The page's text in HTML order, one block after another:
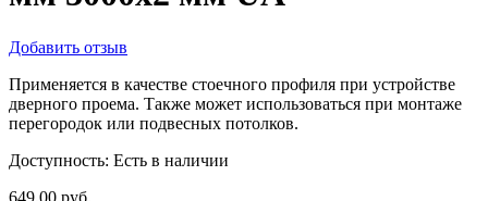
Добавить отзыв
Применяется в качестве стоечного профиля при устройстве
дверного проема. Также может использоваться при монтаже
перегородок или подвесных потолков.
Доступность: Есть в наличии
649,00 руб.